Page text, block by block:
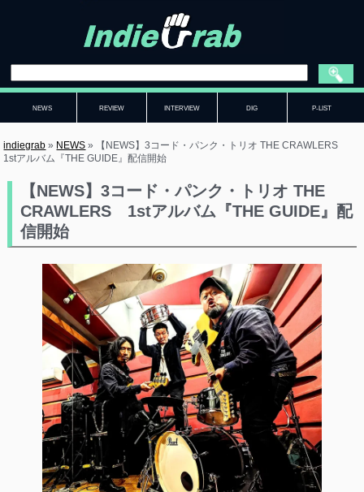
NEWS REVIEW INTERVIEW DIG P-LIST
indiegrab » NEWS »
【NEWS】3コード・パンク・トリオ THE CRAWLERS
1stアルバム『THE GUIDE』配信開始
【NEWS】3コード・パンク・トリオ THE
CRAWLERS 1stアルバム『THE GUIDE』配
信開始